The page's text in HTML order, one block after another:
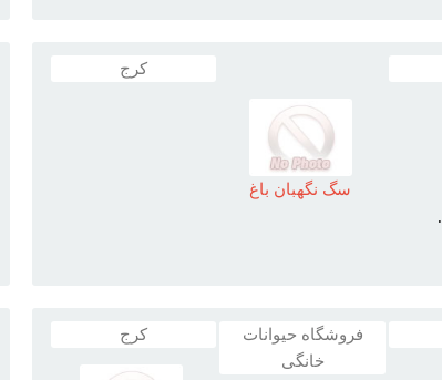
کرج
سگ نگهبان باغ
فروشگاه حیوانات
خانگی
کرج